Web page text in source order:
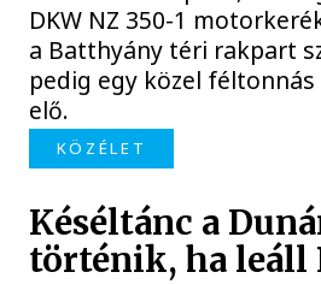
DKW NZ 350-1
a Batthyány téri rakpart
pedig egy közel
elő.
KÖZÉLET
Késéltánc a
történik, ha leáll